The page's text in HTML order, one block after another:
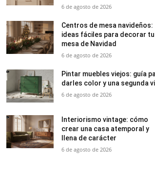
6 de agosto de 2026
Centros de mesa navideños:
ideas fáciles para decorar tu
mesa de Navidad
6 de agosto de 2026
Pintar muebles viejos: guía
darles color y una segunda
6 de agosto de 2026
Interiorismo vintage: cómo
crear una casa atemporal y
llena de carácter
6 de agosto de 2026